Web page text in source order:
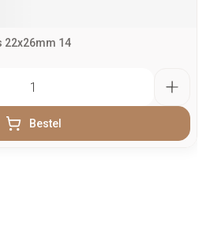
22x26mm 14
Bestel